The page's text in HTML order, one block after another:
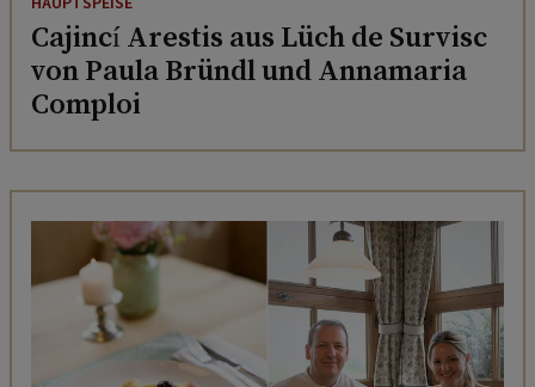
Cajincí Arestis aus Lüch de Survisc
von Paula Bründl und Annamaria
Comploi